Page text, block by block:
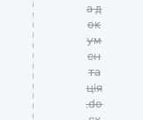
а д
ок
ум
ен
та
ція
.do